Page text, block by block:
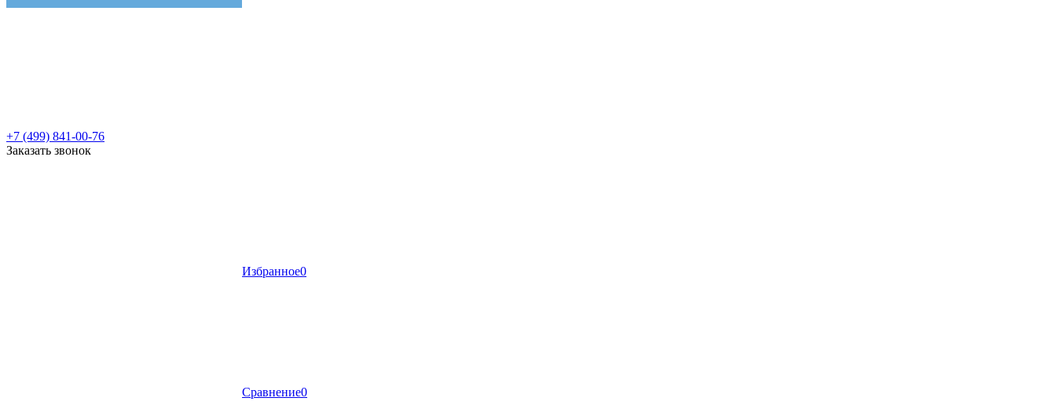
+7 (499) 841-00-76
Заказать звонок
Избранное0
Сравнение0